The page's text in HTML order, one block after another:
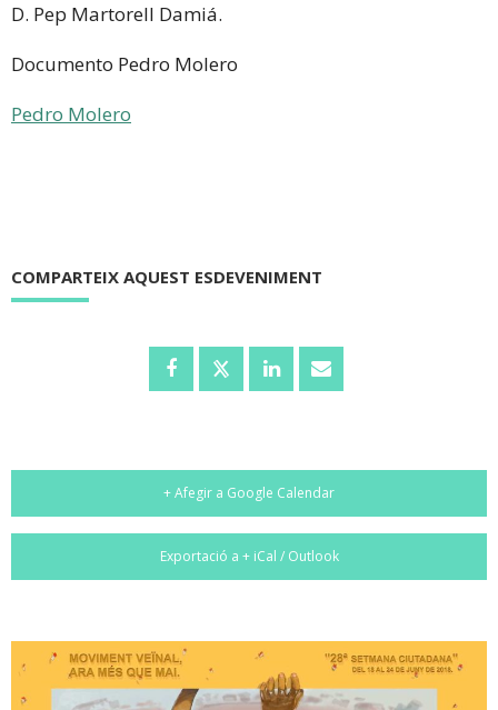
D. Pep Martorell Damiá.
Documento Pedro Molero
Pedro Molero
COMPARTEIX AQUEST ESDEVENIMENT
+ Afegir a Google Calendar
Exportació a + iCal / Outlook